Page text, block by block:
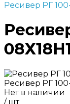
Ресивер РГ
Ресивер РГ
Нет в наличии
/ шт